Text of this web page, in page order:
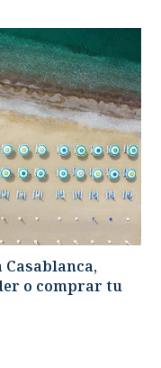
o comprar tu